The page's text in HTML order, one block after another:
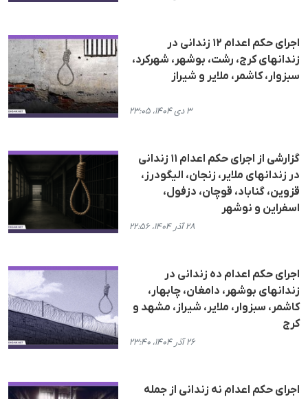
اجرای حکم اعدام ١٢ زندانی در
زندانهای کرج، رشت، بوشهر، شهرکرد،
سبزوار، کاشمر، ملایر و شیراز
۳ دی ۱۴۰۴، ۲۳:۰۵
گزارشی از اجرای حکم اعدام ١١ زندانی
در زندانهای ملایر، زنجان، الیگودرز،
قزوین، گناباد، قوچان، دزفول،
اسفراین و نوشهر
۲۸ آذر ۱۴۰۴، ۲۲:۵۶
اجرای حکم اعدام دە زندانی در
زندانهای بوشهر، دامغان، چابهار،
کاشمر، سبزوار، ملایر، شیراز، مشهد و
کرج
۲۶ آذر ۱۴۰۴، ۲۳:۴۰
اجرای حکم اعدام نە زندانی از جملە